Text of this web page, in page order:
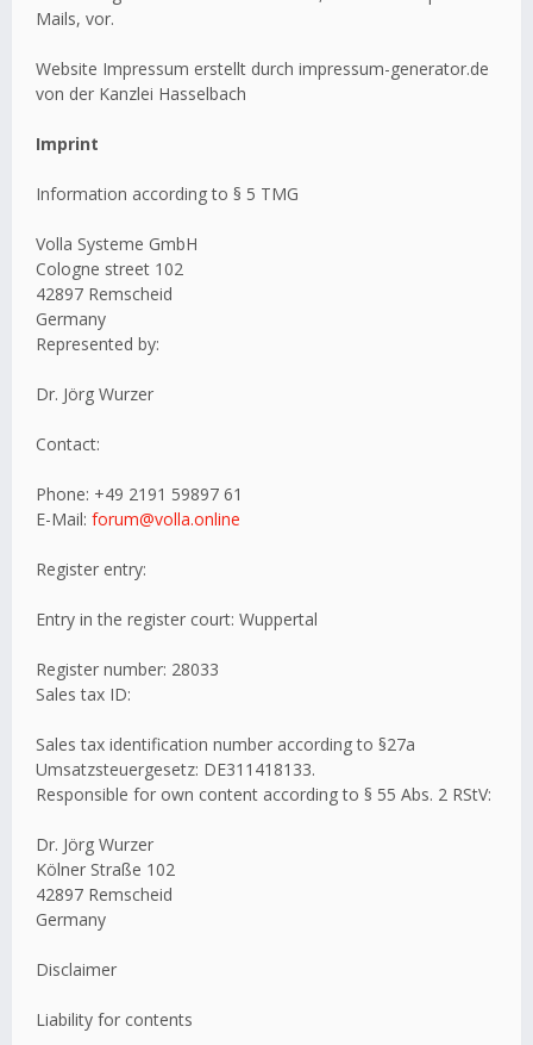
Mails, vor.
Website Impressum erstellt durch impressum-generator.de
von der Kanzlei Hasselbach
Imprint
Information according to § 5 TMG
Volla Systeme GmbH
Cologne street 102
42897 Remscheid
Germany
Represented by:
Dr. Jörg Wurzer
Contact:
Phone: +49 2191 59897 61
E-Mail: forum@volla.online
Register entry:
Entry in the register court: Wuppertal
Register number: 28033
Sales tax ID:
Sales tax identification number according to §27a
Umsatzsteuergesetz: DE311418133.
Responsible for own content according to § 55 Abs. 2 RStV:
Dr. Jörg Wurzer
Kölner Straße 102
42897 Remscheid
Germany
Disclaimer
Liability for contents